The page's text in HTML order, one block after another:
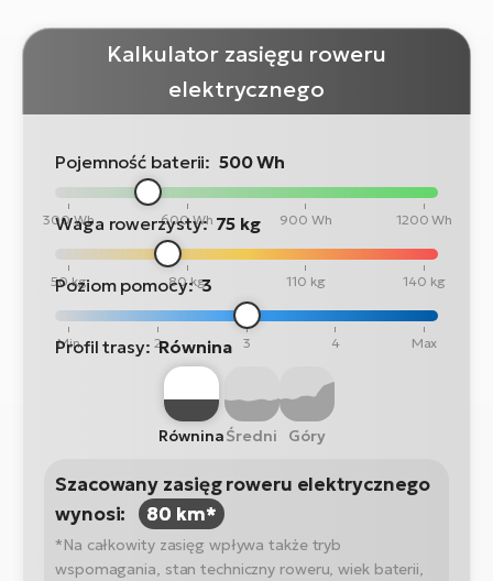
Kalkulator zasięgu roweru
elektrycznego
Pojemność baterii: 500 Wh
300 Wh 600 Wh 900 Wh 1200 Wh
Waga rowerzysty: 75 kg
50 kg 80 kg 110 kg 140 kg
Poziom pomocy: 3
Min 2 3 4 Max
Profil trasy: Równina
RówninaŚredni Góry
Szacowany zasięg roweru elektrycznego
wynosi:
80 km*
*Na całkowity zasięg wpływa także tryb
wspomagania, stan techniczny roweru, wiek baterii,